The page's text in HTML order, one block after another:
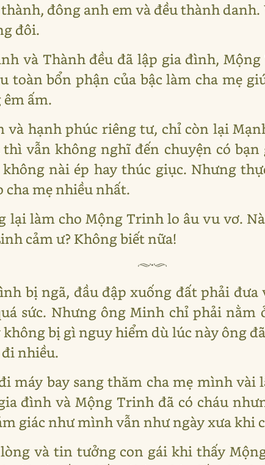
đông anh em và đều thành danh.
đôi.
và Thành đều đã lập gia đình,
toàn bổn phận của bậc làm cha mẹ
ấm.
và hạnh phúc riêng tư, chỉ còn lại
vẫn không nghĩ đến chuyện có
nài ép hay thúc giục. Nhưng
cha mẹ nhiều nhất.
lại làm cho Mộng Trinh lo âu vu vơ.
cảm ư? Không biết nữa!
bị ngã, đầu đập xuống đất phải
sức. Nhưng ông Minh chỉ phải
không bị gì nguy hiểm dù lúc này ông
nhiều.
máy bay sang thăm cha mẹ mình vài
đình và Mộng Trinh đã có cháu
giác như mình vẫn như ngày xưa khi
và tin tưởng con gái khi thấy